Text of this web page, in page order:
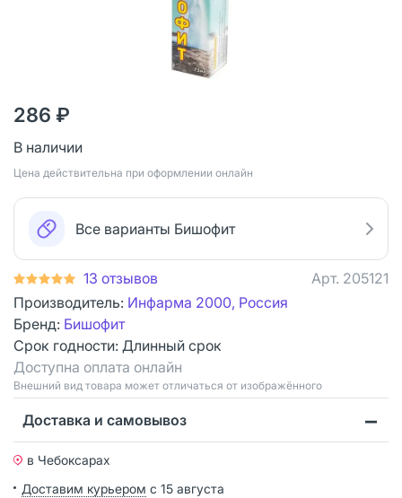
286 ₽
В наличии
Цена действительна при оформлении онлайн
Все варианты Бишофит
13 отзывов Арт. 205121
Производитель: Инфарма 2000, Россия
Бренд: Бишофит
Срок годности: Длинный срок
Доступна оплата онлайн
Bнешний вид товара может отличаться от изображённого
Доставка и самовывоз
в Чебоксарах
Доставим курьером с 15 августа